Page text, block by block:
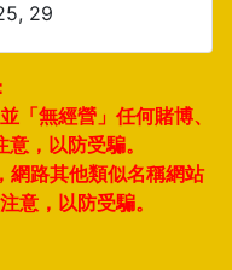
29
「無經營」任何賭博、
，以防受騙。
網路其他類似名稱網站
意，以防受騙。